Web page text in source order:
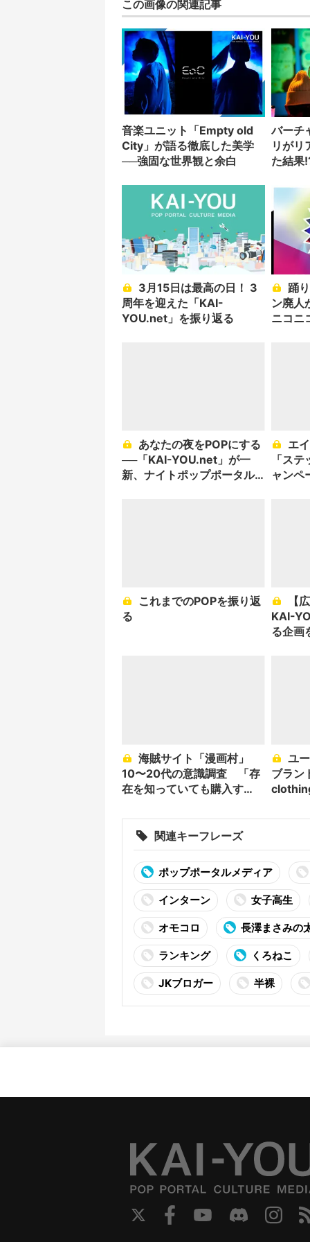
この画像の関連記事
音楽ユニット「Empty old
City」が語る徹底した美学
──強固な世界観と余白
バーチ
リがリ
た結果
周年を迎えた「KAI-
YOU.net」を振り返る
ン廃人
ニコニ
──「KAI-YOU.net」が一
新、ナイトポップポータル
「ス
ャンペ
る
KAI-
る企画
10〜20代の意識調査 「存
在を知っていても購入す
ユースのインフルエンス
ブラン
関連キーフレーズ
ポップポータルメディア
インターン 女子高生
オモコロ 長澤まさみの
ランキング くろねこ
JKブロガー 半裸